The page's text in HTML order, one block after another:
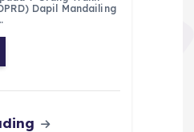
r
a
m
n
Dapil Mandailing